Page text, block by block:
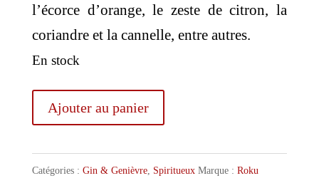
l’écorce d’orange, le zeste de citron, la
coriandre et la cannelle, entre autres.
En stock
quantité
de
Roku
Gin
Ajouter au panier
Catégories : Gin & Genièvre, Spiritueux Marque : Roku